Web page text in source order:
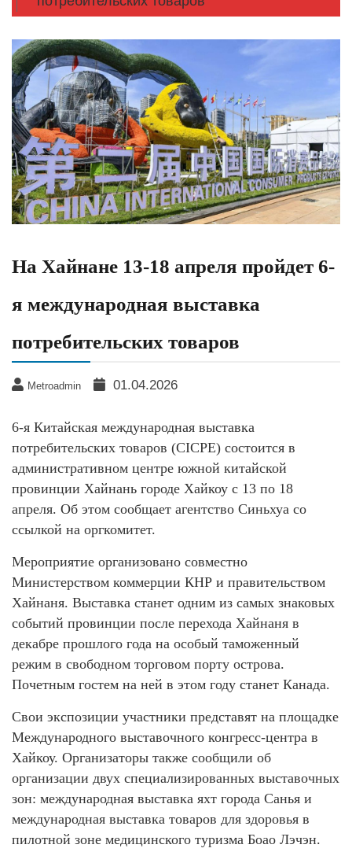
На Хайнане 13-18 апреля пройдет 6-
я международная выставка
потребительских товаров
Metroadmin 01.04.2026
6-я Китайская международная выставка
потребительских товаров (CICPE) состоится в
административном центре южной китайской
провинции Хайнань городе Хайкоу с 13 по 18
апреля. Об этом сообщает агентство Синьхуа со
ссылкой на оргкомитет.
Мероприятие организовано совместно
Министерством коммерции КНР и правительством
Хайнаня. Выставка станет одним из самых знаковых
событий провинции после перехода Хайнаня в
декабре прошлого года на особый таможенный
режим в свободном торговом порту острова.
Почетным гостем на ней в этом году станет Канада.
Свои экспозиции участники представят на площадке
Международного выставочного конгресс-центра в
Хайкоу. Организаторы также сообщили об
организации двух специализированных выставочных
зон: международная выставка яхт города Санья и
международная выставка товаров для здоровья в
пилотной зоне медицинского туризма Боао Лэчэн.